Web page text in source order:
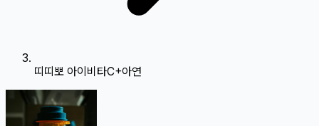
띠띠뽀 아이비타C+아연